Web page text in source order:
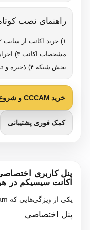
راهنمای نصب
مشخصات
بخش شبکه ۴) ذخیره و تست کانال‌ها
خرید CCCAM و شروع نصب
کمک فوری پشتیبانی
اکانت سیسیکم در
یکی از ویژگی‌هایی که Ultra CCcam را متفاوت می‌کند،
پنل اختصاصی